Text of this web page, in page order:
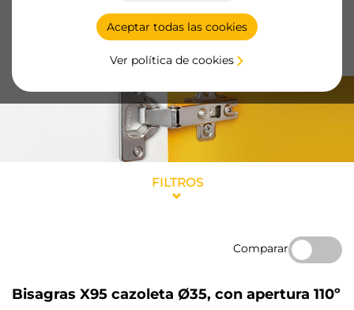
Aceptar todas las cookies
Ver política de cookies
calidad, ofrecen un cierre preciso y confiable con opciones
de brazo recto, codo y supercodo y ángulos de apertura de
FILTROS
Comparar
Bisagras X95 cazoleta Ø35, con apertura 110º